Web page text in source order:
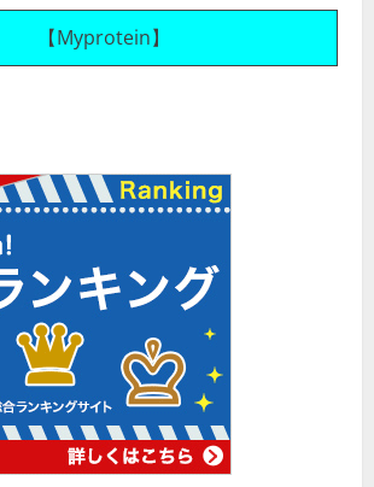
【Myprotein】